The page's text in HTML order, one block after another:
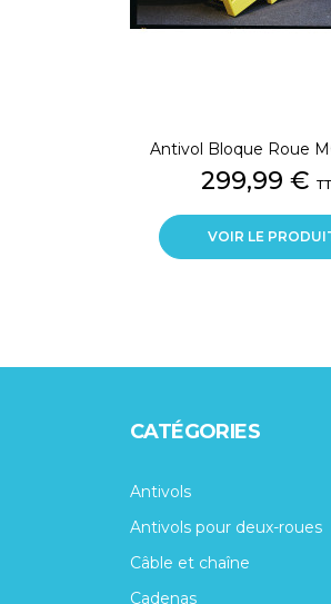
Antivol Bloque Roue
Prix
299,99 €
VOIR LE
CATÉGORIES
Antivols
Antivols pour deux-roues
Câble et chaîne
Cadenas